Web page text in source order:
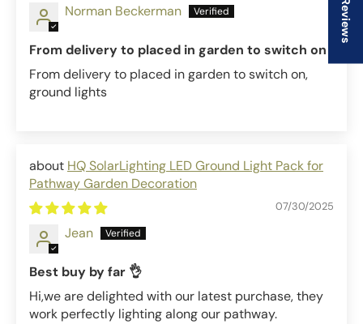
Norman Beckerman
From delivery to placed in garden to switch on
From delivery to placed in garden to switch on,
ground lights
HQ SolarLighting LED Ground Light Pack for
Pathway Garden Decoration
07/30/2025
Jean
Best buy by far 👌
Hi,we are delighted with our latest purchase, they
work perfectly lighting along our pathway.
★ Reviews